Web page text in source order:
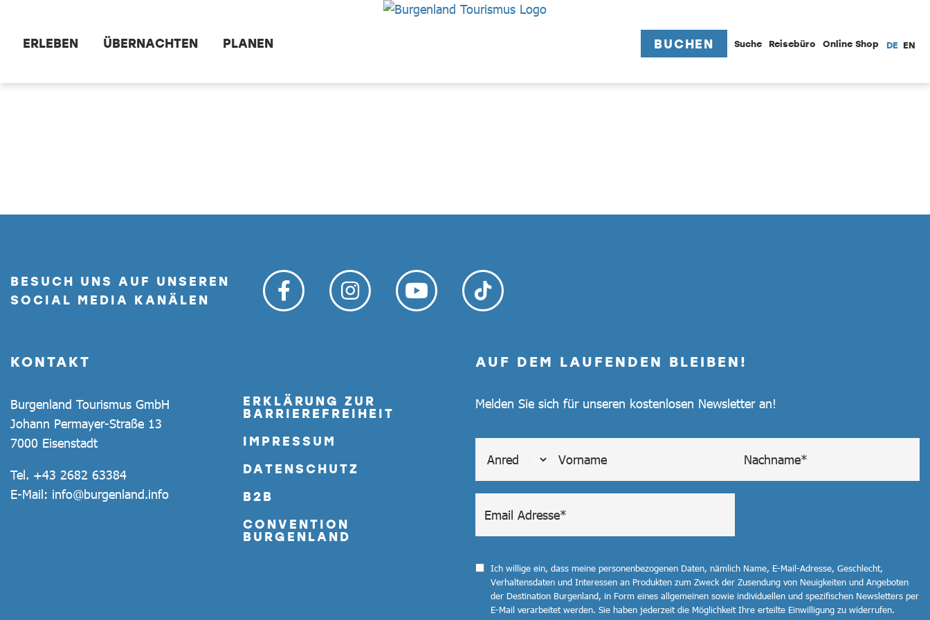
ERLEBEN ÜBERNACHTEN PLANEN BUCHEN Suche Reisebüro Online Shop DE EN
BESUCH UNS AUF UNSEREN
SOCIAL MEDIA KANÄLEN
KONTAKT
Burgenland Tourismus GmbH
Johann Permayer-Straße 13
7000 Eisenstadt
Tel. +43 2682 63384
E-Mail: info@burgenland.info
ERKLÄRUNG ZUR
BARRIEREFREIHEIT
IMPRESSUM
DATENSCHUTZ
B2B
CONVENTION
BURGENLAND
AUF DEM LAUFENDEN BLEIBEN!
Melden Sie sich für unseren kostenlosen Newsletter an!
Ich willige ein, dass meine personenbezogenen Daten, nämlich Name, E-Mail-Adresse, Geschlecht,
Verhaltensdaten und Interessen an Produkten zum Zweck der Zusendung von Neuigkeiten und Angeboten
der Destination Burgenland, in Form eines allgemeinen sowie individuellen und spezifischen Newsletters per
E-Mail verarbeitet werden. Sie haben jederzeit die Möglichkeit Ihre erteilte Einwilligung zu widerrufen.